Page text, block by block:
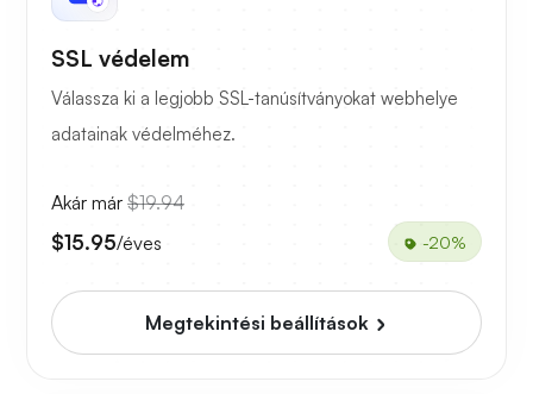
SSL védelem
Válassza ki a legjobb SSL-tanúsítványokat webhelye
adatainak védelméhez.
Akár már $19.94
$15.95/éves -20%
Megtekintési beállítások